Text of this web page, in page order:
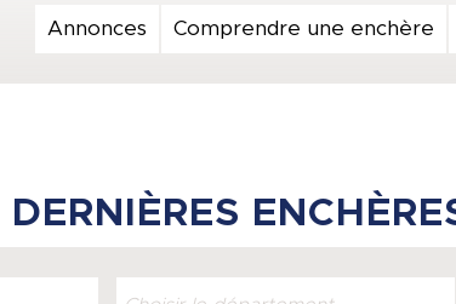
Annonces Comprendre une enchère
DERNIÈRES